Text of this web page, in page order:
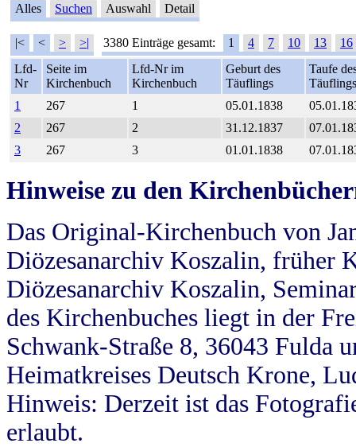
Alles Suchen Auswahl Detail
|< < > >| 3380 Einträge gesamt: 1 4 7 10 13
16
Lfd-
Nr
Seite im
Kirchenbuch
Lfd-Nr im
Kirchenbuch
Geburt des
Täuflings
Taufe
Täuflings
1
267 1 05.01.1838
2
267 2 31.12.1837
3
267 3 01.01.1838
Hinweise zu den
Das Original-Kirchenbuch von
Diözesanarchiv Koszalin, früher
Diözesanarchiv Koszalin,
des Kirchenbuches liegt in der
Schwank-Straße 8, 36043 Fulda
Heimatkreises Deutsch Krone,
Hinweis: Derzeit ist das
erlaubt.